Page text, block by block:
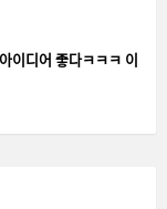
좋다ㅋㅋㅋ 이